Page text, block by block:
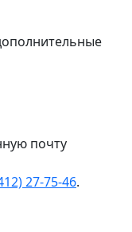
почту
27-75-46.